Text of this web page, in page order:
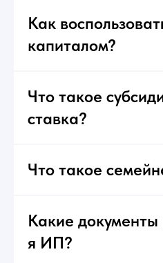
Как
капиталом?
Что такое
ставка?
Что такое
Какие
я ИП?